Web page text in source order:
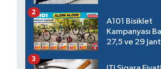
A101 Bisiklet
Kampanyası
27,5 ve 29 Jant
2
3